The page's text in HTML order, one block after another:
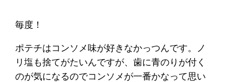
毎度！
ポテチはコンソメ味が好きなかっつんです。ノ
リ塩も捨てがたいんですが、歯に青のりが付く
のが気になるのでコンソメが一番かなって思い